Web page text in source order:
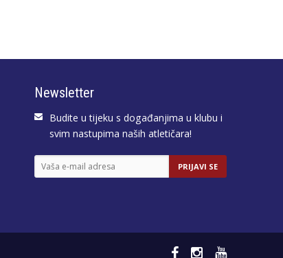
Newsletter
Budite u tijeku s događanjima u klubu i
svim nastupima naših atletičara!